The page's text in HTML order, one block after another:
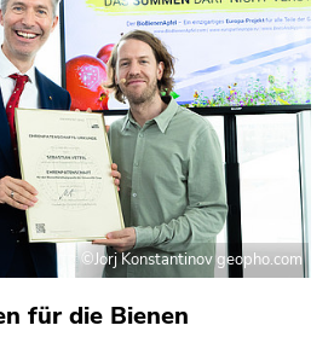
für die Bienen
©Jorj Konstantinov geopho.com